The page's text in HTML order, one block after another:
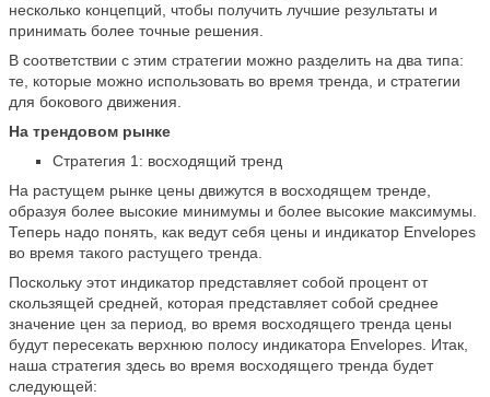
несколько концепций, чтобы получить лучшие результаты и
принимать более точные решения.
В соответствии с этим стратегии можно разделить на два типа:
те, которые можно использовать во время тренда, и стратегии
для бокового движения.
На трендовом рынке
Стратегия 1: восходящий тренд
На растущем рынке цены движутся в восходящем тренде,
образуя более высокие минимумы и более высокие максимумы.
Теперь надо понять, как ведут себя цены и индикатор Envelopes
во время такого растущего тренда.
Поскольку этот индикатор представляет собой процент от
скользящей средней, которая представляет собой среднее
значение цен за период, во время восходящего тренда цены
будут пересекать верхнюю полосу индикатора Envelopes. Итак,
наша стратегия здесь во время восходящего тренда будет
следующей: